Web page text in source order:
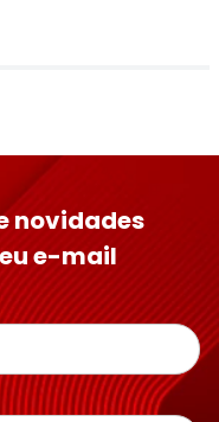
novidades
e-mail